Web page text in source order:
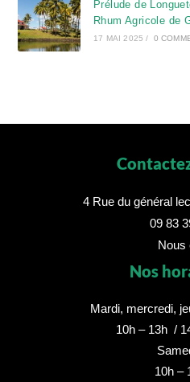
Prélude de
Rhum Agricole de
17 MAI 2025 / 0
4 Rue du général
09 83
Nous
Nos
Mardi, mercredi,
10h – 13h /
10h –